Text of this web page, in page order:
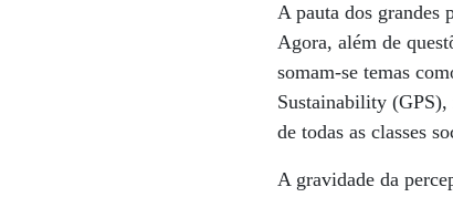
A pauta dos grandes
Agora, além de
somam-se temas
Sustainability
de todas as classes
A gravidade da